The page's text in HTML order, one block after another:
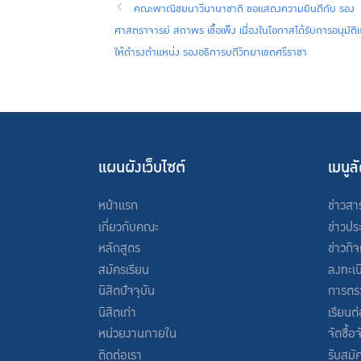
คณะพาณิชยนาวีนานาชาติ ขอแสดงความยินดีกับ รอง
ศาสตราจารย์ สถาพร เชื้อเพ็ง เนื่องในโอกาสได้รับการอนุมั
ให้ดำรงตำแหน่ง รองอธิการบดีวิทยาเขตศรีราชา
แผนผังเว็บไซต์
หน้าแรก
เกี่ยวกับคณะ
หลักสูตร
สมัครเรียน
นิสิตปัจจุบัน
นิสิตเก่า
หน่วยงานภายใน
ติดต่อเรา
เมนู
ข่าวส
ข่าวป
ข่าวกิ
ลงทะ
การต
เรียน
จัดซื้อ
รับสมั